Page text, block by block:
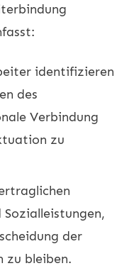
identifizieren
des
Verbindung
zu
Sozialleistungen,
der
zu bleiben.